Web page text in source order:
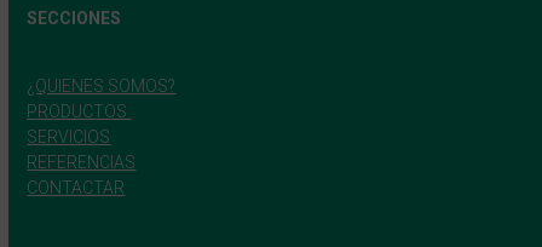
SECCIONES
¿QUIENES SOMOS?
PRODUCTOS
SERVICIOS
REFERENCIAS
CONTACTAR